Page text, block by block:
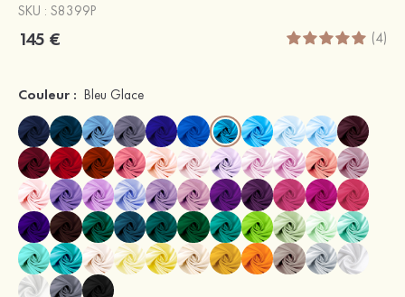
SKU : S8399P
145 € (4)
Couleur : Bleu Glace